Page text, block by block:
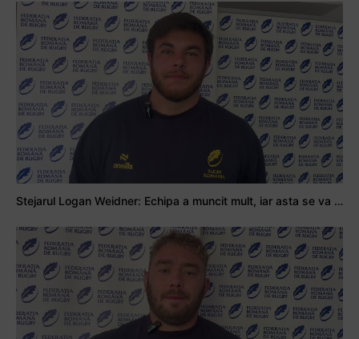
Stejarul Logan Weidner: Echipa a muncit mult, iar asta se va vedea în meciurile de la Nations Cup